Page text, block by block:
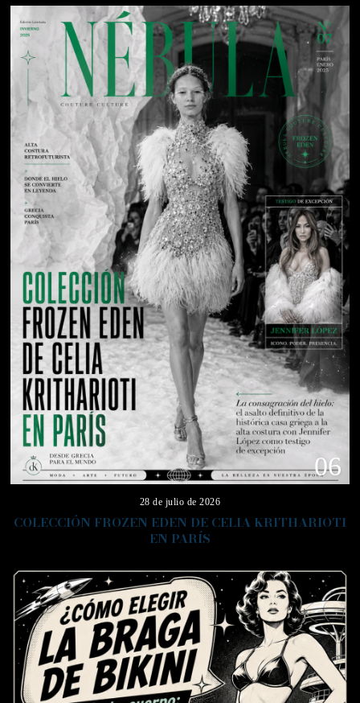
06
28 de julio de 2026
COLECCIÓN FROZEN EDEN DE CELIA KRITHARIOTI
EN PARÍS